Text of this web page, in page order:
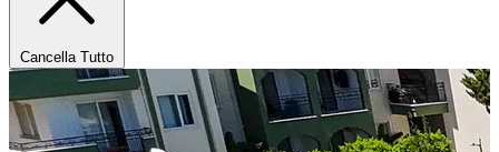
Cancella Tutto